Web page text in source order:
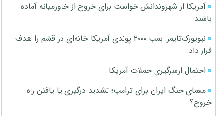
آمریکا از شهروندانش خواست برای خروج از خاورمیانه آماده
باشند
نیویورک‌تایمز: بمب ۲۰۰۰ پوندی آمریکا خانه‌ای در قشم را هدف
قرار داد
احتمال ازسرگیری حملات آمریکا
معمای جنگ ایران برای ترامپ؛ تشدید درگیری یا یافتن راه
خروج؟